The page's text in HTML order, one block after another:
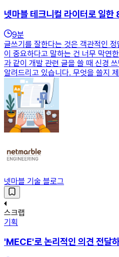
넷마블 테크니컬 라이터로 일한
9분
글쓰기를 잘한다는 것은 객관적인
이 중요하다고 말하는 건 너무 막연
과 같이 개발 관련 글을 쓸 때 신경
알려드리고 있습니다. 무엇을 쓸지
넷마블 기술 블로그
스크랩
기획
'MECE'로 논리적인 의견 전달하